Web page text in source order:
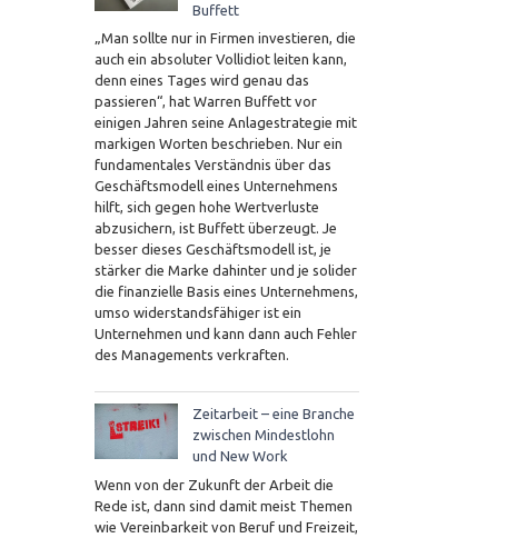
Buffett
„Man sollte nur in Firmen investieren, die
auch ein absoluter Vollidiot leiten kann,
denn eines Tages wird genau das
passieren“, hat Warren Buffett vor
einigen Jahren seine Anlagestrategie mit
markigen Worten beschrieben. Nur ein
fundamentales Verständnis über das
Geschäftsmodell eines Unternehmens
hilft, sich gegen hohe Wertverluste
abzusichern, ist Buffett überzeugt. Je
besser dieses Geschäftsmodell ist, je
stärker die Marke dahinter und je solider
die finanzielle Basis eines Unternehmens,
umso widerstandsfähiger ist ein
Unternehmen und kann dann auch Fehler
des Managements verkraften.
Zeitarbeit – eine Branche
zwischen Mindestlohn
und New Work
Wenn von der Zukunft der Arbeit die
Rede ist, dann sind damit meist Themen
wie Vereinbarkeit von Beruf und Freizeit,